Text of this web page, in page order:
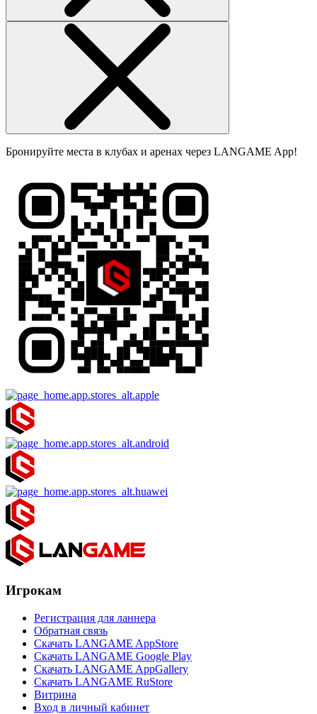
Бронируйте места в клубах и аренах через LANGAME App!
Игрокам
Регистрация для ланнера
Обратная связь
Скачать LANGAME AppStore
Скачать LANGAME Google Play
Скачать LANGAME AppGallery
Скачать LANGAME RuStore
Витрина
Вход в личный кабинет